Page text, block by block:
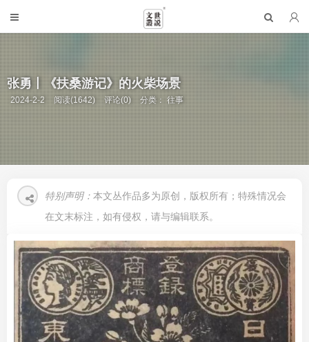
张勇丨《扶桑游记》的火柴场景
2024-2-2 阅读(1642) 评论(0) 分类：往事
特别声明： 本文丛作品多为原创，版权所有；特殊情况会
在文末标注，如有侵权，请与编辑联系。